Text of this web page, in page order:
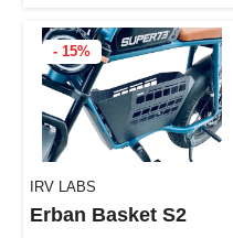
- 15%
IRV LABS
Erban Basket S2